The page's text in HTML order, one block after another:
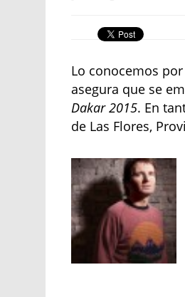
Lo conocemos
asegura que se
Dakar 2015. En
de Las Flores,